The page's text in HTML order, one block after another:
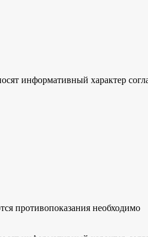
информативный характер
противопоказания необходимо